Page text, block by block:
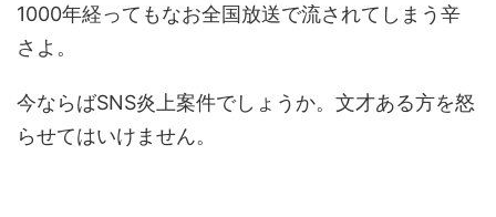
1000年経ってもなお全国放送で流されてしまう辛
さよ。
今ならばSNS炎上案件でしょうか。文才ある方を怒
らせてはいけません。